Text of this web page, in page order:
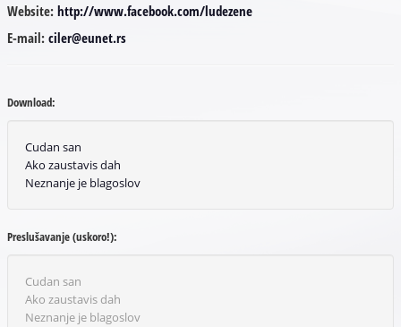
Website: http://www.facebook.com/ludezene
E-mail: ciler@eunet.rs
Download:
Cudan san
Ako zaustavis dah
Neznanje je blagoslov
Preslušavanje (uskoro!):
Cudan san
Ako zaustavis dah
Neznanje je blagoslov